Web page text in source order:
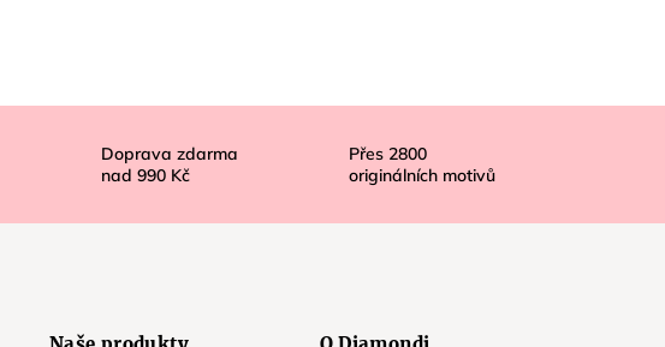
Doprava zdarma
nad 990 Kč
Přes 2800
originálních motivů